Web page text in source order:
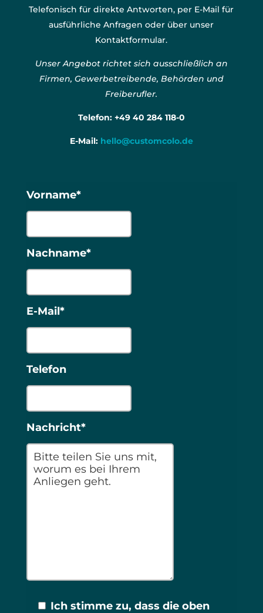
Telefonisch für direkte Antworten, per E-Mail für
ausführliche Anfragen oder über unser
Kontaktformular.
Unser Angebot richtet sich ausschließlich an
Firmen, Gewerbetreibende, Behörden und
Freiberufler.
Telefon: +49 40 284 118-0
E-Mail: hello@customcolo.de
Vorname*
Nachname*
E-Mail*
Telefon
Nachricht*
Ich stimme zu, dass die oben